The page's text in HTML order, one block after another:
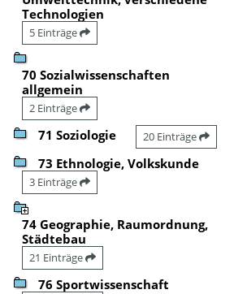
Technologien
5 Einträge
70 Sozialwissenschaften
allgemein
2 Einträge
71 Soziologie 20 Einträge
73 Ethnologie, Volkskunde
3 Einträge
74 Geographie, Raumordnung,
Städtebau
21 Einträge
76 Sportwissenschaft